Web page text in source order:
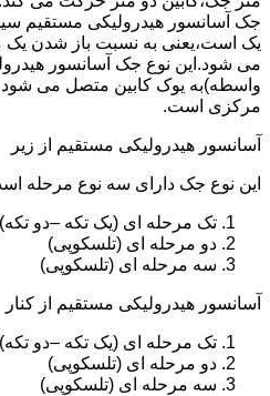
جک آسانسور هیدرولیکی مستقیم
یک است،یعنی به نسبت باز شدن یک
می شود.این نوع جک آسانسور
واسطه)به یوک کابین متصل می شود
مرکزی است.
آسانسور هیدرولیکی مستقیم از زیر
این نوع جک دارای سه نوع مرحله
تک مرحله ای (یک تکه –دو تکه)
دو مرحله ای (تلسکوپی)
سه مرحله ای (تلسکوپی)
آسانسور هیدرولیکی مستقیم از کنار
تک مرحله ای (یک تکه –دو تکه)
دو مرحله ای (تلسکوپی)
سه مرحله ای (تلسکوپی)